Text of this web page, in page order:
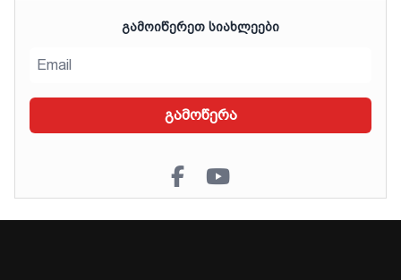
ᲒᲐᲛᲝᲘᲬᲔᲠᲔᲗ ᲡᲘᲐᲮᲚᲔᲔᲑᲘ
გამოწერა